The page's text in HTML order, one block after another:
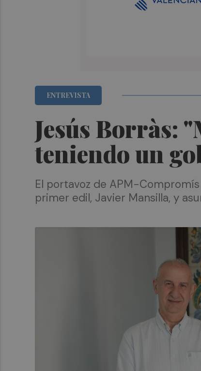
Jesús Borràs:
teniendo un
ENTREVISTA
El portavoz de APM-
primer edil, Javier Mansilla, y